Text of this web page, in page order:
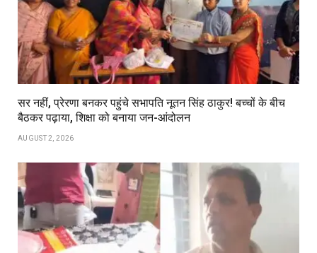
सर नहीं, प्रेरणा बनकर पहुंचे सभापति नूतन सिंह ठाकुर! बच्चों के बीच
बैठकर पढ़ाया, शिक्षा को बनाया जन-आंदोलन
AUGUST 2, 2026